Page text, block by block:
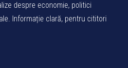
despre economie, politici
Informație clară, pentru cititori